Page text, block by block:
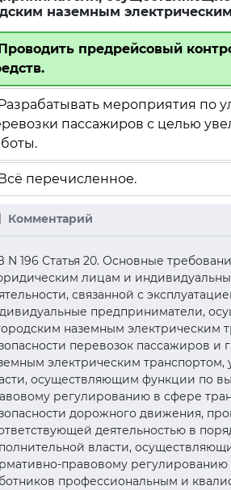
наземным
предрейсовый
мероприятия по
пассажиров с целью
перечисленное.
N 196 Статья 20. Основные
лицам и
связанной с
предприниматели,
наземным электрическим
перевозок пассажиров
электрическим
осуществляющим функции по
регулированию в сфере
дорожного движения,
деятельностью в
власти,
правовому регулированию
профессиональным и